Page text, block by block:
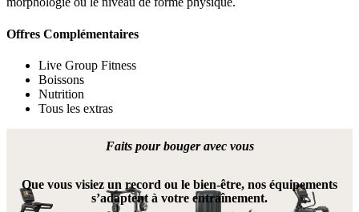
Offres Complémentaires
Live Group Fitness
Boissons
Nutrition
Tous les extras
Faits pour bouger avec vous
Que vous visiez un record ou le bien-être, nos équipements
s’adaptent à votre entraînement.